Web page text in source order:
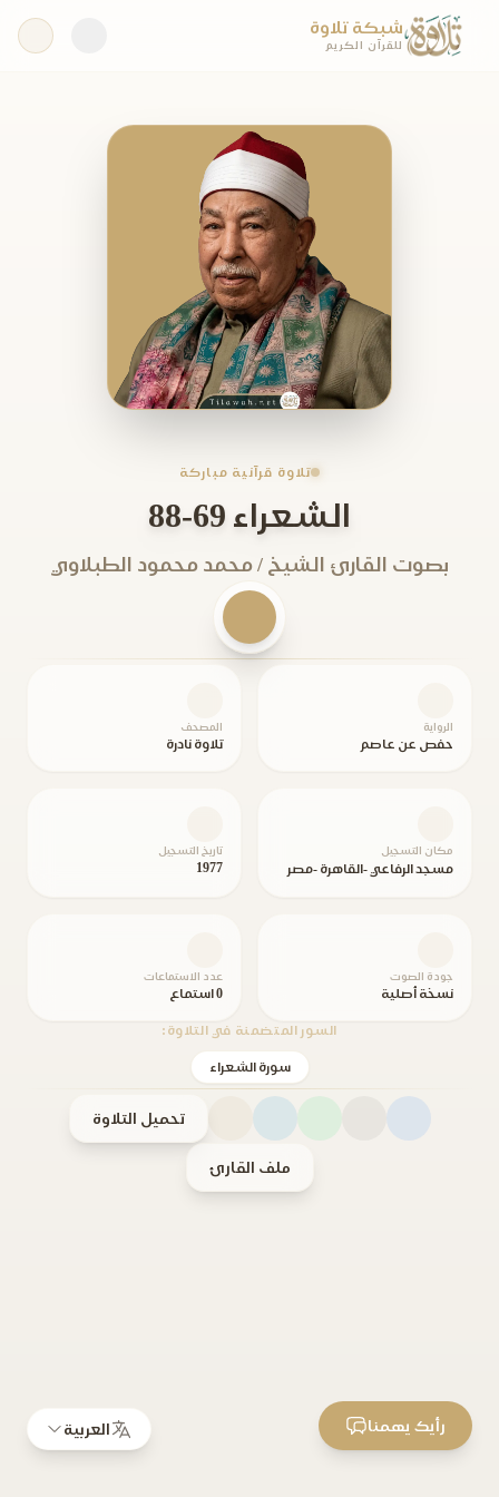
شبكة تلاوة
للقرآن الكريم
تلاوة قرآنية مباركة
الشعراء 69-88
بصوت القارئ الشيخ / محمد محمود الطبلاوي
الرواية
حفص عن عاصم
المصحف
تلاوة نادرة
مكان التسجيل
مسجد الرفاعي -القاهرة -مصر
تاريخ التسجيل
1977
جودة الصوت
نسخة أصلية
عدد الاستماعات
0 استماع
السور المتضمنة في التلاوة:
سورة الشعراء
تحميل التلاوة
ملف القارئ
العربية رأيك يهمنا